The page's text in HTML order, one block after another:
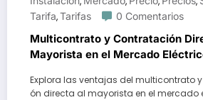
Tarifa,Tarifas 0 Comentarios
Multicontrato y Contratación
Mayorista en el Mercado
Explora las ventajas del multicontrato
ón directa al mayorista en el mercado